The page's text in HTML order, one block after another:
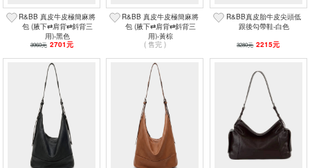
R&BB 真皮牛皮極簡麻將
包 (腋下⇄肩背⇄斜背三
用)-黑色
3960元 2701元
R&BB 真皮牛皮極簡麻將
包 (腋下⇄肩背⇄斜背三
用)-黃棕
( 售完 )
R&BB真皮胎牛皮尖頭低
跟後勾帶鞋-白色
3280元 2215元